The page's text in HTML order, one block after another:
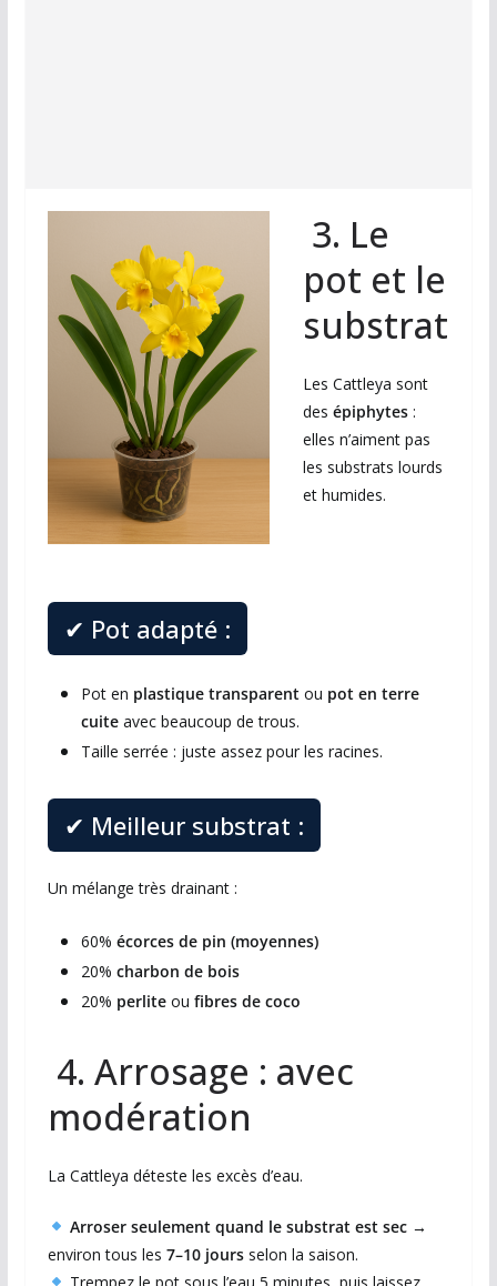
3. Le
pot et le
substrat
Les Cattleya sont
des épiphytes:
elles n’aiment pas
les substrats lourds
et humides.
✔ Pot adapté :
Pot en plastique transparentou pot en terre
cuiteavec beaucoup de trous.
Taille serrée : juste assez pour les racines.
✔ Meilleur substrat :
Un mélange très drainant :
60% écorces de pin (moyennes)
20% charbon de bois
20% perliteou fibres de coco
4. Arrosage : avec
modération
La Cattleya déteste les excès d’eau.
Arroser seulement quand le substrat est sec→
environ tous les 7–10 joursselon la saison.